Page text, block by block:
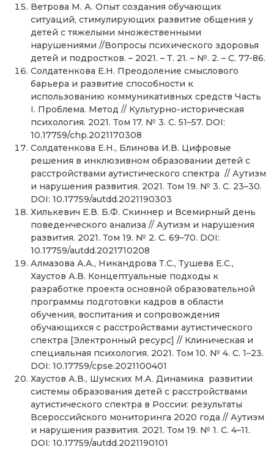
Ветрова М. А. Опыт создания обучающих
ситуаций, стимулирующих развитие общения у
детей с тяжелыми множественными
нарушениями //Вопросы психического здоровья
детей и подростков. – 2021. – Т. 21. – №. 2. – С. 77-86.
Солдатенкова Е.Н. Преодоление смыслового
барьера и развитие способности к
использованию коммуникативных средств Часть
I. Проблема. Метод // Культурно-историческая
психология. 2021. Том 17. № 3. С. 51–57. DOI:
10.17759/chp.2021170308
Солдатенкова Е.Н., Блинова И.В. Цифровые
решения в инклюзивном образовании детей с
расстройствами аутистического спектра // Аутизм
и нарушения развития. 2021. Том 19. № 3. С. 23–30.
DOI: 10.17759/autdd.2021190303
Хилькевич Е.В. Б.Ф. Скиннер и Всемирный день
поведенческого анализа // Аутизм и нарушения
развития. 2021. Том 19. № 2. С. 69–70. DOI:
10.17759/autdd.2021710208
Алмазова А.А., Никандрова Т.С., Тушева Е.С.,
Хаустов А.В. Концептуальные подходы к
разработке проекта основной образовательной
программы подготовки кадров в области
обучения, воспитания и сопровождения
обучающихся с расстройствами аутистического
спектра [Электронный ресурс] // Клиническая и
специальная психология. 2021. Том 10. № 4. С. 1–23.
DOI: 10.17759/cpse.2021100401
Хаустов А.В., Шумских М.А. Динамика развитии
системы образования детей с расстройствами
аутистического спектра в России: результаты
Всероссийского мониторинга 2020 года // Аутизм
и нарушения развития. 2021. Том 19. № 1. С. 4–11.
DOI: 10.17759/autdd.2021190101